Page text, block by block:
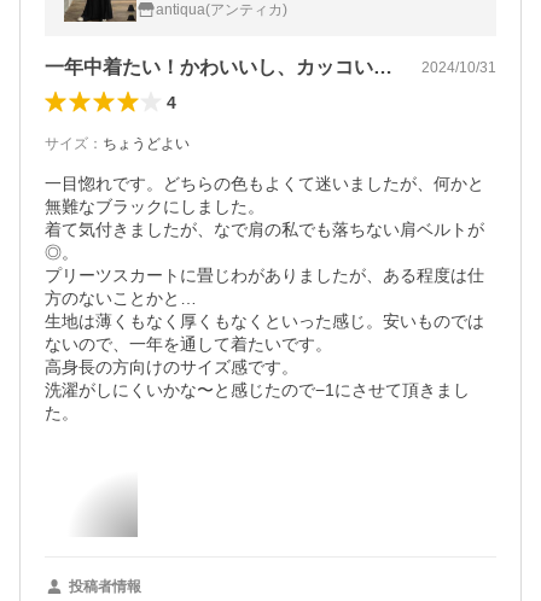
antiqua(アンティカ)
一年中着たい！かわいいし、カッコいい！ 2024/10/31
4
サイズ ： ちょうどよい
一目惚れです。どちらの色もよくて迷いましたが、何かと
無難なブラックにしました。
着て気付きましたが、なで肩の私でも落ちない肩ベルトが
◎。
プリーツスカートに畳じわがありましたが、ある程度は仕
方のないことかと…
生地は薄くもなく厚くもなくといった感じ。安いものでは
ないので、一年を通して着たいです。
高身長の方向けのサイズ感です。
洗濯がしにくいかな〜と感じたので−1にさせて頂きまし
た。
投稿者情報